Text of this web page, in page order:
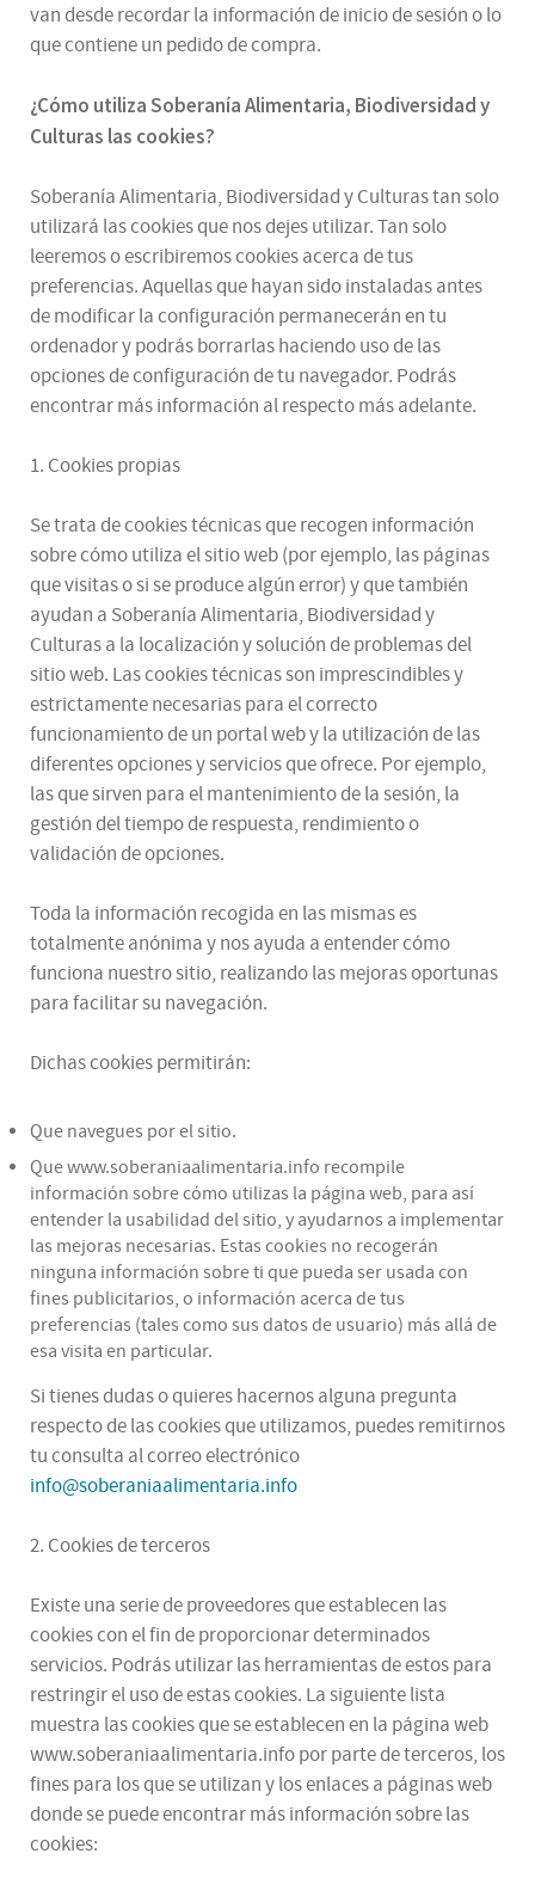
van desde recordar la información de inicio de sesión o lo
que contiene un pedido de compra.
¿Cómo utilizaSoberanía Alimentaria, Biodiversidad y
Culturas las cookies?
Soberanía Alimentaria, Biodiversidad y Culturas tan solo
utilizará las cookies que nos dejes utilizar. Tan solo
leeremos o escribiremos cookies acerca de tus
preferencias. Aquellas que hayan sido instaladas antes
de modificar la configuración permanecerán en tu
ordenador y podrás borrarlas haciendo uso de las
opciones de configuración de tu navegador. Podrás
encontrar más información al respecto más adelante.
1. Cookies propias
Se trata de cookies técnicas que recogen información
sobre cómo utiliza el sitio web (por ejemplo, las páginas
que visitas o si se produce algún error) y que también
ayudan a Soberanía Alimentaria, Biodiversidad y
Culturas a la localización y solución de problemas del
sitio web. Las cookies técnicas son imprescindibles y
estrictamente necesarias para el correcto
funcionamiento de un portal web y la utilización de las
diferentes opciones y servicios que ofrece. Por ejemplo,
las que sirven para el mantenimiento de la sesión, la
gestión del tiempo de respuesta, rendimiento o
validación de opciones.
Toda la información recogida en las mismas es
totalmente anónima y nos ayuda a entender cómo
funciona nuestro sitio, realizando las mejoras oportunas
para facilitar su navegación.
Dichas cookies permitirán:
Que navegues por el sitio.
Que www.soberaniaalimentaria.info recompile
información sobre cómo utilizas la página web, para así
entender la usabilidad del sitio, y ayudarnos a implementar
las mejoras necesarias. Estas cookies no recogerán
ninguna información sobre ti que pueda ser usada con
fines publicitarios, o información acerca de tus
preferencias (tales como sus datos de usuario) más allá de
esa visita en particular.
Si tienes dudas o quieres hacernos alguna pregunta
respecto de las cookies que utilizamos, puedes remitirnos
tu consulta al correo electrónico
info@soberaniaalimentaria.info
2. Cookies de terceros
Existe una serie de proveedores que establecen las
cookies con el fin de proporcionar determinados
servicios. Podrás utilizar las herramientas de estos para
restringir el uso de estas cookies. La siguiente lista
muestra las cookies que se establecen en la página web
www.soberaniaalimentaria.info por parte de terceros, los
fines para los que se utilizan y los enlaces a páginas web
donde se puede encontrar más información sobre las
cookies: